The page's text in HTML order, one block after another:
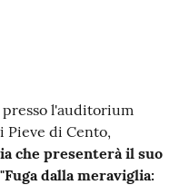
presso l'auditorium
Pieve di Cento,
che presenterà il suo
dalla meraviglia: